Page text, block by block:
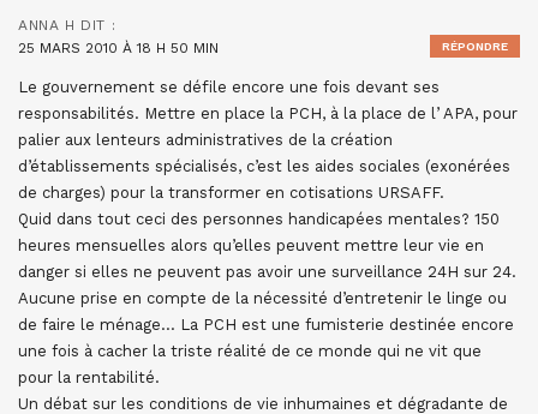
ANNA H DIT :
25 MARS 2010 À 18 H 50 MIN
Le gouvernement se défile encore une fois devant ses
responsabilités. Mettre en place la PCH, à la place de l’ APA, pour
palier aux lenteurs administratives de la création
d’établissements spécialisés, c’est les aides sociales (exonérées
de charges) pour la transformer en cotisations URSAFF.
Quid dans tout ceci des personnes handicapées mentales? 150
heures mensuelles alors qu’elles peuvent mettre leur vie en
danger si elles ne peuvent pas avoir une surveillance 24H sur 24.
Aucune prise en compte de la nécessité d’entretenir le linge ou
de faire le ménage… La PCH est une fumisterie destinée encore
une fois à cacher la triste réalité de ce monde qui ne vit que
pour la rentabilité.
Un débat sur les conditions de vie inhumaines et dégradante de
RÉPONDRE